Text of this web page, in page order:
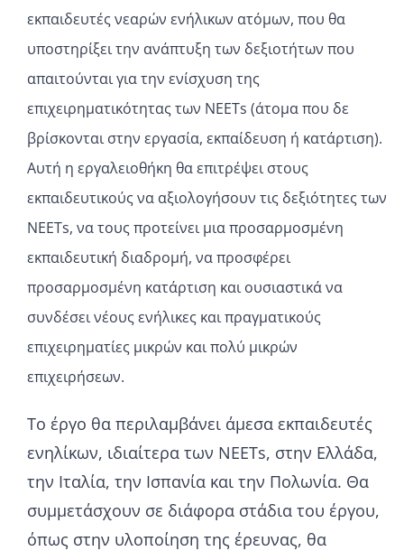
εκπαιδευτές νεαρών ενήλικων ατόμων, που θα
υποστηρίξει την ανάπτυξη των δεξιοτήτων που
απαιτούνται για την ενίσχυση της
επιχειρηματικότητας των NEETs (άτομα που δε
βρίσκονται στην εργασία, εκπαίδευση ή κατάρτιση).
Αυτή η εργαλειοθήκη θα επιτρέψει στους
εκπαιδευτικούς να αξιολογήσουν τις δεξιότητες των
NEETs, να τους προτείνει μια προσαρμοσμένη
εκπαιδευτική διαδρομή, να προσφέρει
προσαρμοσμένη κατάρτιση και ουσιαστικά να
συνδέσει νέους ενήλικες και πραγματικούς
επιχειρηματίες μικρών και πολύ μικρών
επιχειρήσεων.
Το έργο θα περιλαμβάνει άμεσα εκπαιδευτές
ενηλίκων, ιδιαίτερα των NEETs, στην Ελλάδα,
την Ιταλία, την Ισπανία και την Πολωνία. Θα
συμμετάσχουν σε διάφορα στάδια του έργου,
όπως στην υλοποίηση της έρευνας, θα